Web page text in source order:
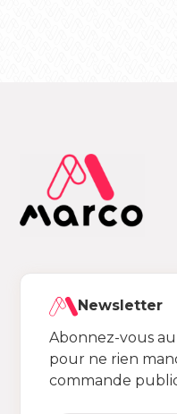
Newsletter
Abonnez-vous
pour ne rien
commande